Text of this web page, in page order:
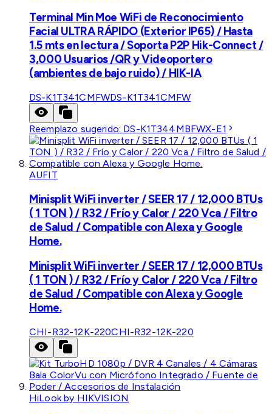
Terminal Min Moe WiFi de Reconocimiento
Facial ULTRA RÁPIDO (Exterior IP65) / Hasta
1.5 mts en lectura / Soporta P2P Hik-Connect /
3,000 Usuarios /QR y Videoportero
(ambientes de bajo ruido) / HIK-IA
DS-K1T341CMFWDS-K1T341CMFW
Reemplazo sugerido: DS-K1T344MBFWX-E1
AUFIT
Minisplit WiFi inverter / SEER 17 / 12,000 BTUs
( 1 TON ) / R32 / Frío y Calor / 220 Vca / Filtro
de Salud / Compatible con Alexa y Google
Home.
Minisplit WiFi inverter / SEER 17 / 12,000 BTUs
( 1 TON ) / R32 / Frío y Calor / 220 Vca / Filtro
de Salud / Compatible con Alexa y Google
Home.
CHI-R32-12K-220CHI-R32-12K-220
HiLook by HIKVISION